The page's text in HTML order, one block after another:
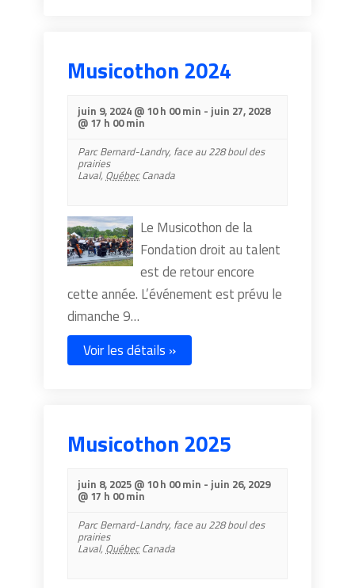
Musicothon 2024
juin 9, 2024 @ 10 h 00 min - juin 27, 2028
@ 17 h 00 min
Parc Bernard-Landry, face au 228 boul des
prairies
Laval, Québec Canada
Le Musicothon de la
Fondation droit au talent
est de retour encore
cette année. L’événement est prévu le
dimanche 9…
Voir les détails »
Musicothon 2025
juin 8, 2025 @ 10 h 00 min - juin 26, 2029
@ 17 h 00 min
Parc Bernard-Landry, face au 228 boul des
prairies
Laval, Québec Canada